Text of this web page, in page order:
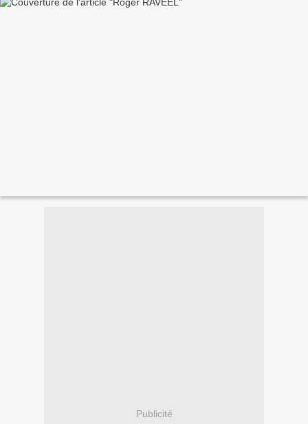
Publicité